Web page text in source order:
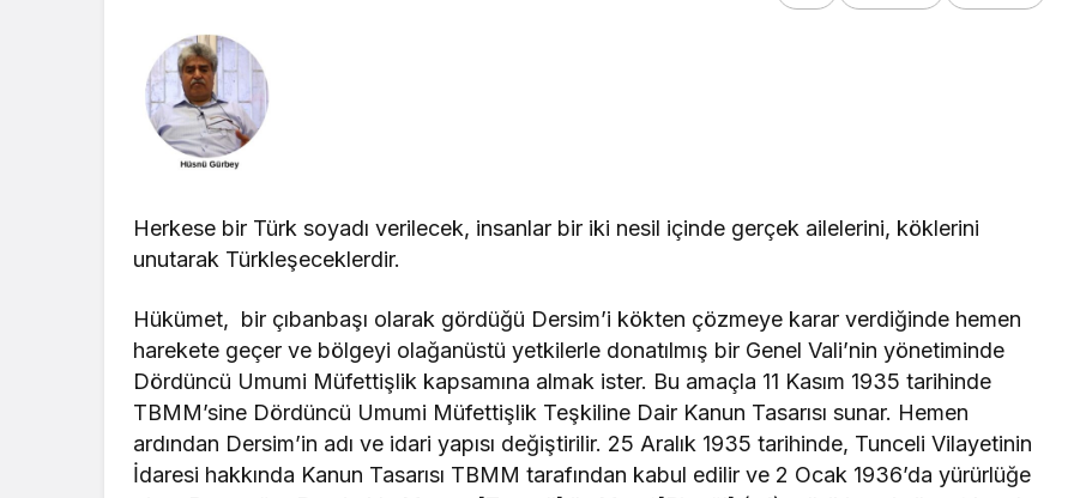
Herkese bir Türk soyadı verilecek, insanlar bir iki nesil içinde gerçek ailelerini, köklerini
unutarak Türkleşeceklerdir.
Hükümet, bir çıbanbaşı olarak gördüğü Dersim’i kökten çözmeye karar verdiğinde hemen
harekete geçer ve bölgeyi olağanüstü yetkilerle donatılmış bir Genel Vali’nin yönetiminde
Dördüncü Umumi Müfettişlik kapsamına almak ister. Bu amaçla 11 Kasım 1935 tarihinde
TBMM’sine Dördüncü Umumi Müfettişlik Teşkiline Dair Kanun Tasarısı sunar. Hemen
ardından Dersim’in adı ve idari yapısı değiştirilir. 25 Aralık 1935 tarihinde, Tunceli Vilayetinin
İdaresi hakkında Kanun Tasarısı TBMM tarafından kabul edilir ve 2 Ocak 1936’da yürürlüğe